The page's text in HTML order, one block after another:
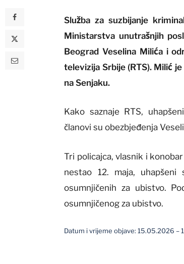
Služba za suzbijanje
Ministarstva unutrašnjih
Beograd Veselina Milića i
televizija Srbije (RTS). Milić
na Senjaku.
Kako saznaje RTS,
članovi su obezbjeđenja
Tri policajca, vlasnik i
nestao 12. maja,
osumnjičenih za ubistvo.
osumnjičenog za ubistvo.
Datum i vrijeme objave: 15.05.2026 –